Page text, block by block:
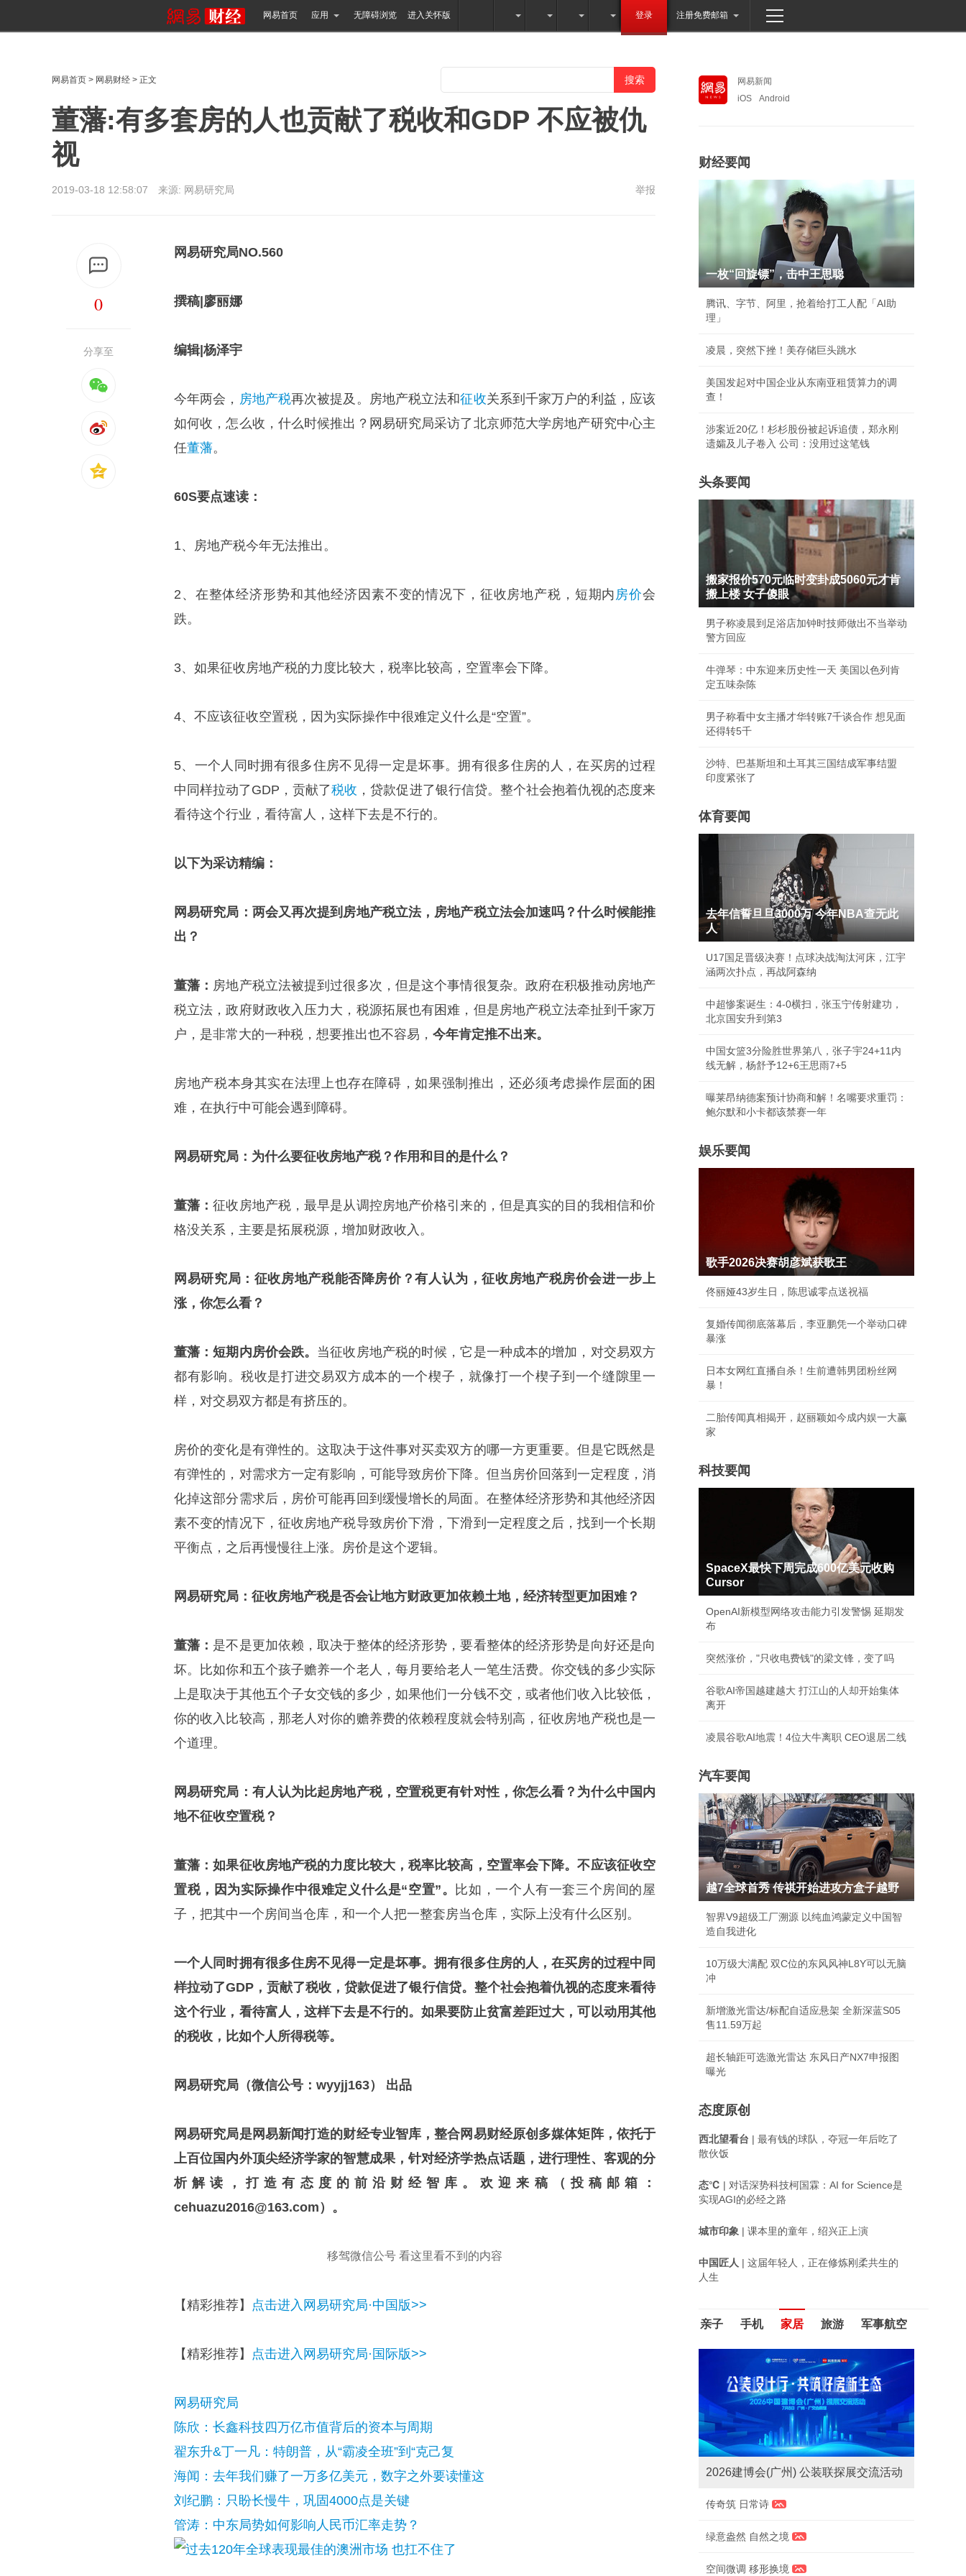
网易首页 应用 无障碍浏览 进入关怀版 登录 注册免费邮箱
网易首页 > 网易财经 > 正文
董藩:有多套房的人也贡献了税收和GDP 不应被仇
视
2019-03-18 12:58:07 来源: 网易研究局 举报
0
分享至
网易研究局NO.560
撰稿|廖丽娜
编辑|杨泽宇
今年两会， 房地产税再次被提及。房地产税立法和征收关系到千家万户的利益，应该
如何收，怎么收，什么时候推出？网易研究局采访了北京师范大学房地产研究中心主
任董藩。
60S要点速读：
1、房地产税今年无法推出。
2、在整体经济形势和其他经济因素不变的情况下，征收房地产税，短期内 房价会
跌。
3、如果征收房地产税的力度比较大，税率比较高，空置率会下降。
4、不应该征收空置税，因为实际操作中很难定义什么是“空置”。
5、一个人同时拥有很多住房不见得一定是坏事。拥有很多住房的人，在买房的过程
中同样拉动了GDP，贡献了税收 ，贷款促进了银行信贷。整个社会抱着仇视的态度来
看待这个行业，看待富人，这样下去是不行的。
以下为采访精编：
网易研究局： 两会又再次提到房地产税立法，房地产税立法会加速吗？什么时候能推
出？
董藩： 房地产税立法被提到过很多次，但是这个事情很复杂。政府在积极推动房地产
税立法，政府财政收入压力大，税源拓展也有困难，但是房地产税立法牵扯到千家万
户，是非常大的一种税，想要推出也不容易， 今年肯定推不出来。
房地产税本身其实在法理上也存在障碍，如果强制推出，还必须考虑操作层面的困
难，在执行中可能会遇到障碍。
网易研究局：为什么要征收房地产税？作用和目的是什么？
董藩：征收房地产税，最早是从调控房地产价格引来的，但是真实的目的我相信和价
格没关系，主要是拓展税源，增加财政收入。
网易研究局：征收房地产税能否降房价？有人认为，征收房地产税房价会进一步上
涨，你怎么看？
董藩：短期内房价会跌。 当征收房地产税的时候，它是一种成本的增加，对交易双方
都有影响。税收是打进交易双方成本的一个楔子，就像打一个楔子到一个缝隙里一
样，对交易双方都是有挤压的。
房价的变化是有弹性的。这取决于这件事对买卖双方的哪一方更重要。但是它既然是
有弹性的，对需求方一定有影响，可能导致房价下降。但当房价回落到一定程度，消
化掉这部分需求后，房价可能再回到缓慢增长的局面。在整体经济形势和其他经济因
素不变的情况下，征收房地产税导致房价下滑，下滑到一定程度之后，找到一个长期
平衡点，之后再慢慢往上涨。房价是这个逻辑。
网易研究局：征收房地产税是否会让地方财政更加依赖土地，经济转型更加困难？
董藩： 是不是更加依赖，取决于整体的经济形势，要看整体的经济形势是向好还是向
坏。比如你和五个孩子赡养一个老人，每月要给老人一笔生活费。你交钱的多少实际
上是取决于其他五个子女交钱的多少，如果他们一分钱不交，或者他们收入比较低，
你的收入比较高，那老人对你的赡养费的依赖程度就会特别高，征收房地产税也是一
个道理。
网易研究局：有人认为比起房地产税，空置税更有针对性，你怎么看？为什么中国内
地不征收空置税？
董藩：如果征收房地产税的力度比较大，税率比较高，空置率会下降。不应该征收空
置税，因为实际操作中很难定义什么是“空置”。
比如，一个人有一套三个房间的屋
子，把其中一个房间当仓库，和一个人把一整套房当仓库，实际上没有什么区别。
一个人同时拥有很多住房不见得一定是坏事。拥有很多住房的人，在买房的过程中同
样拉动了GDP ，贡献了税收，贷款促进了银行信贷。整个社会抱着仇视的态度来看待
这个行业，看待富人，这样下去是不行的。如果要防止贫富差距过大，可以动用其他
的税收，比如个人所得税等。
网易研究局（微信公号：wyyjj163） 出品
网易研究局是网易新闻打造的财经专业智库，整合网易财经原创多媒体矩阵，依托于
上百位国内外顶尖经济学家的智慧成果，针对经济学热点话题，进行理性、客观的分
析解读，打造有态度的前沿财经智库。欢迎来稿（投稿邮箱：
cehuazu2016@163.com）。
移驾微信公号 看这里看不到的内容
【精彩推荐】 点击进入网易研究局·中国版>>
【精彩推荐】 点击进入网易研究局·国际版>>
网易研究局
陈欣：长鑫科技四万亿市值背后的资本与周期
翟东升&丁一凡：特朗普，从“霸凌全班”到“克己复
海闻：去年我们赚了一万多亿美元，数字之外要读懂这
刘纪鹏：只盼长慢牛，巩固4000点是关键
管涛：中东局势如何影响人民币汇率走势？
网易新闻
iOS
Android
财经要闻
一枚“回旋镖”，击中王思聪
腾讯、字节、阿里，抢着给打工人配「AI助
理」
凌晨，突然下挫！美存储巨头跳水
美国发起对中国企业从东南亚租赁算力的调
查！
涉案近20亿！杉杉股份被起诉追债，郑永刚
遗孀及儿子卷入 公司：没用过这笔钱
头条要闻
搬家报价570元临时变卦成5060元才肯
搬上楼 女子傻眼
男子称凌晨到足浴店加钟时技师做出不当举动
警方回应
牛弹琴：中东迎来历史性一天 美国以色列肯
定五味杂陈
男子称看中女主播才华转账7千谈合作 想见面
还得转5千
沙特、巴基斯坦和土耳其三国结成军事结盟
印度紧张了
体育要闻
去年信誓旦旦3000万 今年NBA查无此
人
U17国足晋级决赛！点球决战淘汰河床，江宇
涵两次扑点，再战阿森纳
中超惨案诞生：4-0横扫，张玉宁传射建功，
北京国安升到第3
中国女篮3分险胜世界第八，张子宇24+11内
线无解，杨舒予12+6王思雨7+5
曝莱昂纳德案预计协商和解！名嘴要求重罚：
鲍尔默和小卡都该禁赛一年
娱乐要闻
歌手2026决赛胡彦斌获歌王
佟丽娅43岁生日，陈思诚零点送祝福
复婚传闻彻底落幕后，李亚鹏凭一个举动口碑
暴涨
日本女网红直播自杀！生前遭韩男团粉丝网
暴！
二胎传闻真相揭开，赵丽颖如今成内娱一大赢
家
科技要闻
SpaceX最快下周完成600亿美元收购
Cursor
OpenAI新模型网络攻击能力引发警惕 延期发
布
突然涨价，"只收电费钱"的梁文锋，变了吗
谷歌AI帝国越建越大 打江山的人却开始集体
离开
凌晨谷歌AI地震！4位大牛离职 CEO退居二线
汽车要闻
越7全球首秀 传祺开始进攻方盒子越野
智界V9超级工厂溯源 以纯血鸿蒙定义中国智
造自我进化
10万级大满配 双C位的东风风神L8Y可以无脑
冲
新增激光雷达/标配自适应悬架 全新深蓝S05
售11.59万起
超长轴距可选激光雷达 东风日产NX7申报图
曝光
态度原创
西北望看台 | 最有钱的球队，夺冠一年后吃了
散伙饭
态℃ | 对话深势科技柯国霖：AI for Science是
实现AGI的必经之路
城市印象 | 课本里的童年，绍兴正上演
中国匠人 | 这届年轻人，正在修炼刚柔共生的
人生
亲子 手机 家居 旅游 军事航空
2026建博会(广州) 公装联探展交流活动
传奇筑 日常诗
绿意盎然 自然之境
空间微调 移形换境